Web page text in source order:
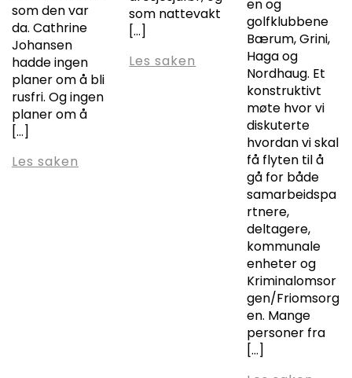
som den var
da. Cathrine
Johansen
hadde ingen
planer om å bli
rusfri. Og ingen
planer om å
[…]
Les saken
som nattevakt
[…]
Les saken
en og
golfklubbene
Bærum, Grini,
Haga og
Nordhaug. Et
konstruktivt
møte hvor vi
diskuterte
hvordan vi skal
få flyten til å
gå for både
samarbeidspa
rtnere,
deltagere,
kommunale
enheter og
Kriminalomsor
gen/Friomsorg
en. Mange
personer fra
[…]